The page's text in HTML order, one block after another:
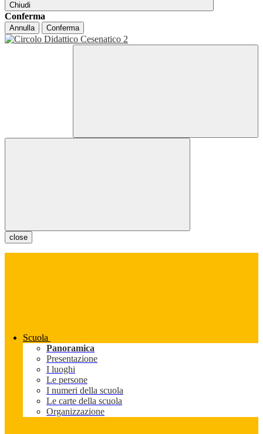
Chiudi
Conferma
Annulla Conferma
close
Scuola
Panoramica
Presentazione
I luoghi
Le persone
I numeri della scuola
Le carte della scuola
Organizzazione